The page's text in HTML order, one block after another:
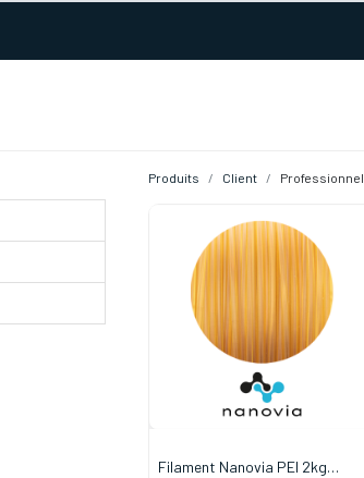
Produits Client Professionnel
Filament Nanovia PEI 2kg